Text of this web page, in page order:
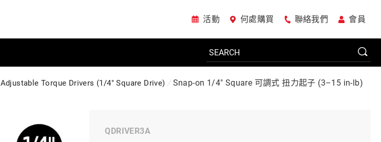
活動 何處購買 聯絡我們 會員
Adjustable Torque Drivers (1/4" Square Drive) Snap-on 1/4" Square 可調式 扭力起子 (3–15 in-lb)
QDRIVER3A